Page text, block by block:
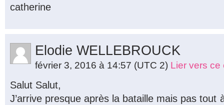
catherine
Elodie WELLEBROUCK
février 3, 2016 à 14:57 (UTC 2) Lier vers ce
Salut Salut,
J’arrive presque après la bataille mais pas tout